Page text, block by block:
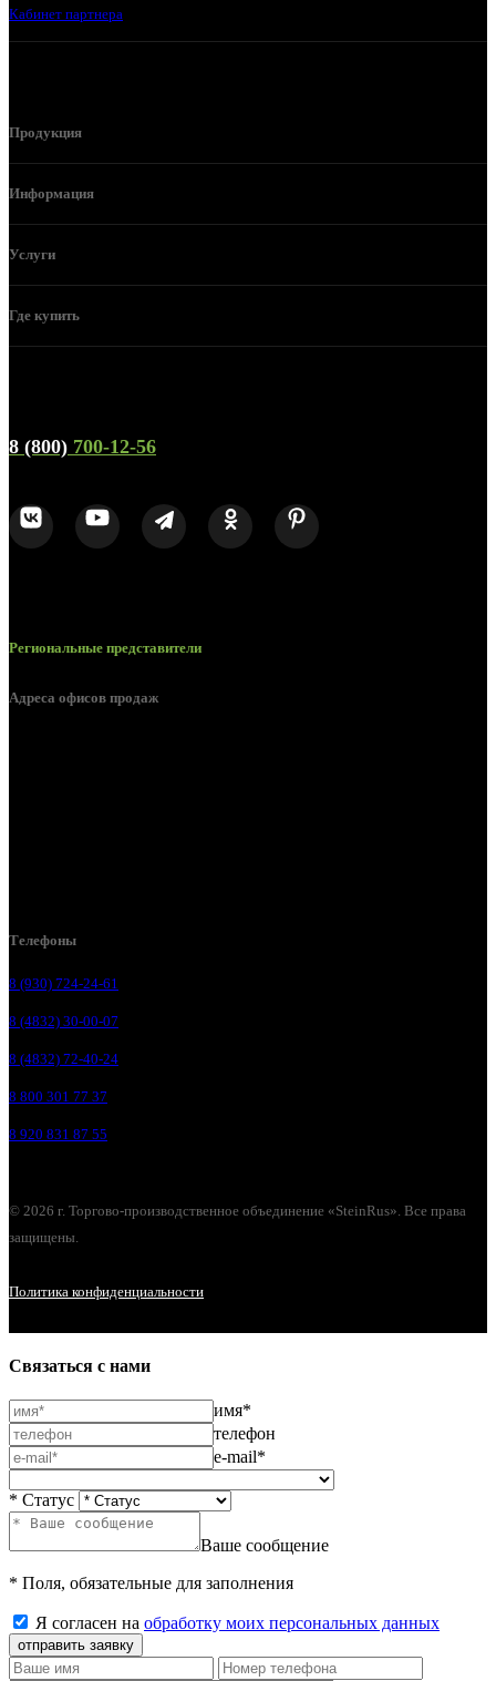
Кабинет партнера
Продукция
Информация
Услуги
Где купить
8 (800) 700-12-56
Региональные представители
Адреса офисов продаж
Телефоны
8 (930) 724-24-61
8 (4832) 30-00-07
8 (4832) 72-40-24
8 800 301 77 37
8 920 831 87 55
© 2026 г. Торгово-производственное объединение «SteinRus». Все права
защищены.
Политика конфиденциальности
Связаться с нами
имя*
телефон
e-mail*
* Статус
Ваше сообщение
* Поля, обязательные для заполнения
Я согласен на обработку моих персональных данных
отправить заявку